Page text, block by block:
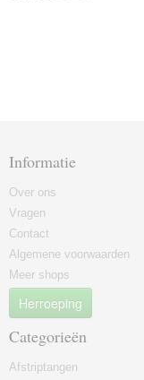
Informatie
Over ons
Vragen
Contact
Algemene voorwaarden
Meer shops
Herroeping
Categorieën
Afstriptangen